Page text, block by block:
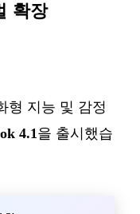
확장
지능 및 감정
4.1을 출시했습